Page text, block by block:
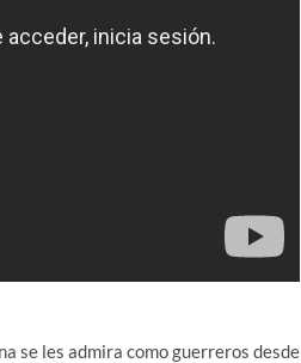
se les admira como guerreros desde